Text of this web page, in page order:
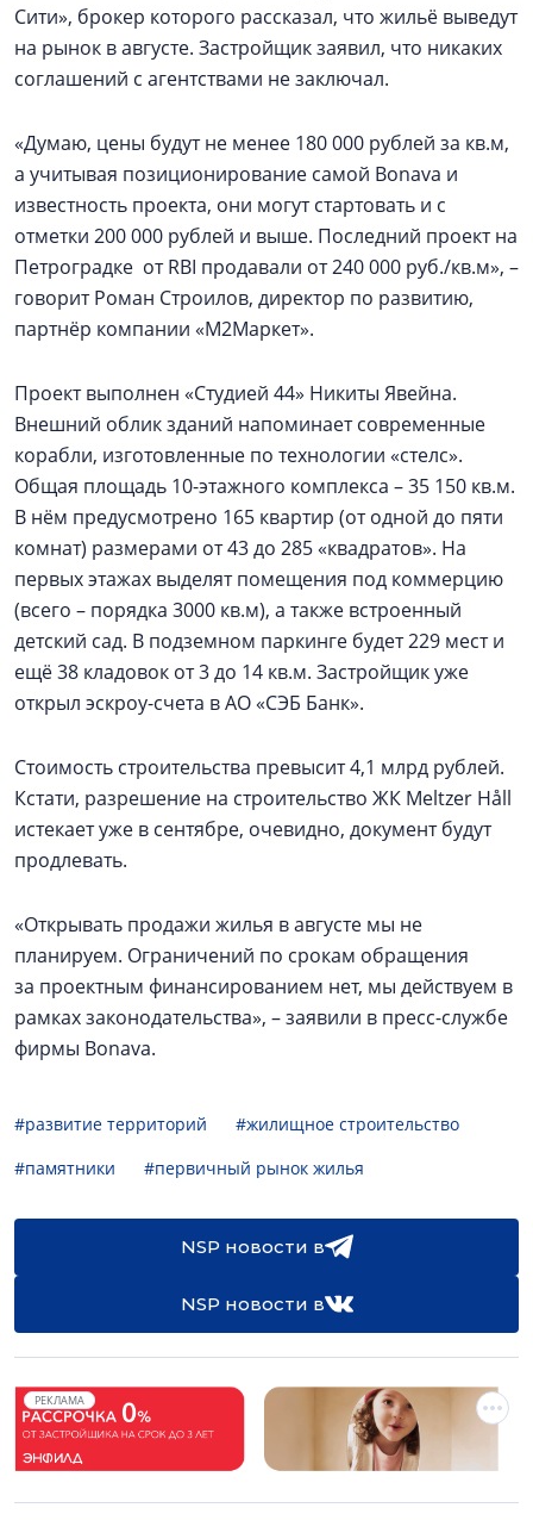
Сити», брокер которого рассказал, что жильё выведут
на рынок в августе. Застройщик заявил, что никаких
соглашений с агентствами не заключал.
«Думаю, цены будут не менее 180 000 рублей за кв.м,
а учитывая позиционирование самой Bonava и
известность проекта, они могут стартовать и с
отметки 200 000 рублей и выше. Последний проект на
Петроградке от RBI продавали от 240 000 руб./кв.м», –
говорит Роман Строилов, директор по развитию,
партнёр компании «М2Маркет».
Проект выполнен «Студией 44» Никиты Явейна.
Внешний облик зданий напоминает современные
корабли, изготовленные по технологии «стелс».
Общая площадь 10-этажного комплекса – 35 150 кв.м.
В нём предусмотрено 165 квартир (от одной до пяти
комнат) размерами от 43 до 285 «квадратов». На
первых этажах выделят помещения под коммерцию
(всего – порядка 3000 кв.м), а также встроенный
детский сад. В подземном паркинге будет 229 мест и
ещё 38 кладовок от 3 до 14 кв.м. Застройщик уже
открыл эскроу-счета в АО «СЭБ Банк».
Стоимость строительства превысит 4,1 млрд рублей.
Кстати, разрешение на строительство ЖК Meltzer Håll
истекает уже в сентябре, очевидно, документ будут
продлевать.
«Открывать продажи жилья в августе мы не
планируем. Ограничений по срокам обращения
за проектным финансированием нет, мы действуем в
рамках законодательства», – заявили в пресс-службе
фирмы Bonava.
#развитие территорий
#жилищное строительство
#памятники
#первичный рынок жилья
NSP новости в
NSP новости в
РЕКЛАМА